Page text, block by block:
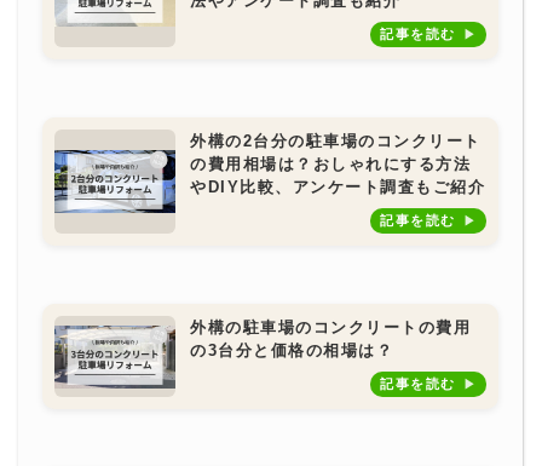
記事を読む
外構の2台分の駐車場のコンクリート
の費用相場は？おしゃれにする方法
やDIY比較、アンケート調査もご紹介
記事を読む
外構の駐車場のコンクリートの費用
の3台分と価格の相場は？
記事を読む